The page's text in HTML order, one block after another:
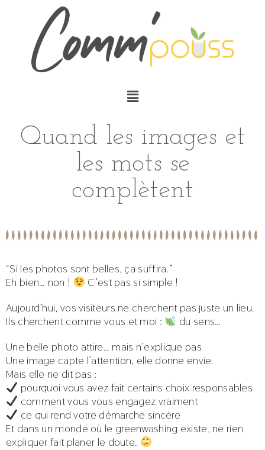
Quand les images et
les mots se
complètent
“Si les photos sont belles, ça suffira.”
Eh bien… non !
C’est pas si simple !
Aujourd’hui, vos visiteurs ne cherchent pas juste un lieu.
Ils cherchent comme vous et moi :
du sens…
Une belle photo attire… mais n’explique pas
Une image capte l’attention, elle donne envie.
Mais elle ne dit pas :
pourquoi vous avez fait certains choix responsables
comment vous vous engagez vraiment
ce qui rend votre démarche sincère
Et dans un monde où le greenwashing existe, ne rien
expliquer fait planer le doute.